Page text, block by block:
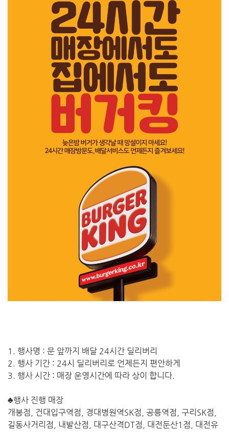
1. 행사명 : 문 앞까지 배달 24시간 딜리버리
2. 행사 기간 : 24시 딜리버리로 언제든지 편안하게
3. 행사 시간 : 매장 운영시간에 따라 상이 합니다.
♣행사 진행 매장
개봉점, 건대입구역점, 경대병원역SK점, 공릉역점, 구리SK점,
길동사거리점, 내발산점, 대구산격DT점, 대전둔산1점, 대전유